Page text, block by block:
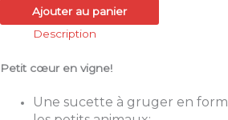
Ajouter au panier
Description
Petit cœur en vigne!
Une sucette à gruger en